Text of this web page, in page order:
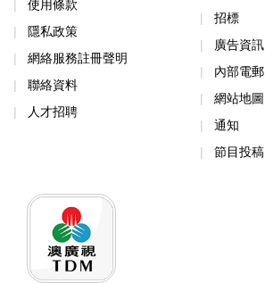
使用條款
隱私政策
網絡服務註冊聲明
聯絡資料
人才招聘
招標
廣告資訊
內部電郵
網站地圖
通知
節目投稿